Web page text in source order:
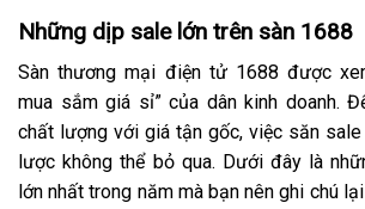
Những dịp sale lớn trên sàn 1688
Sàn thương mại điện tử 1688 được
mua sắm giá sỉ” của dân kinh doanh.
chất lượng với giá tận gốc, việc săn
lược không thể bỏ qua. Dưới đây là
lớn nhất trong năm mà bạn nên ghi chú